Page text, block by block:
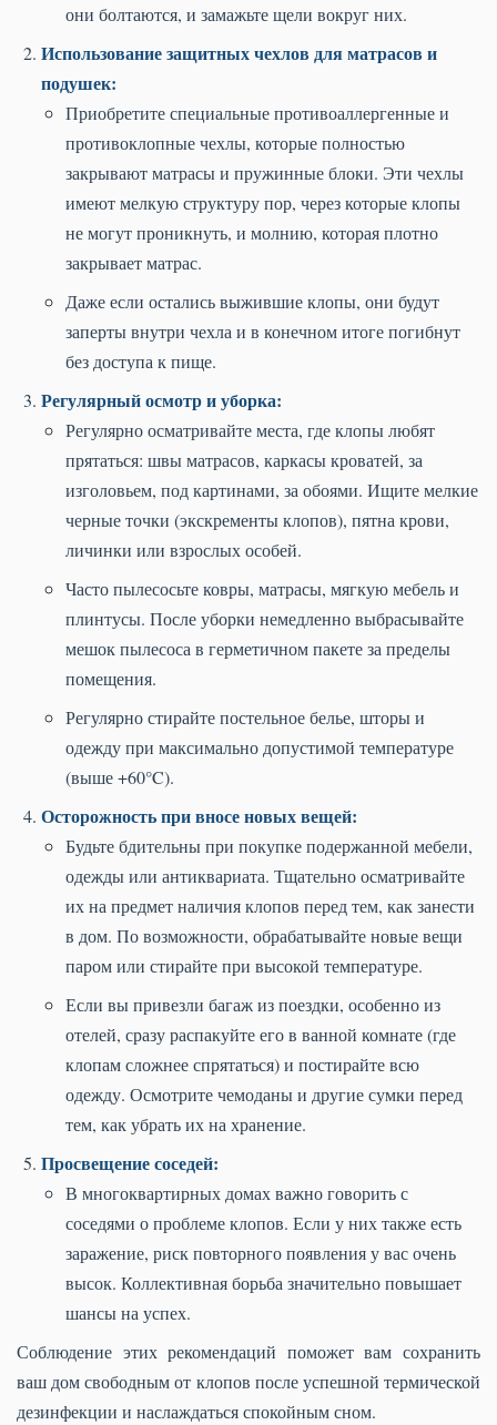
они болтаются, и замажьте щели вокруг них.
Использование защитных чехлов для матрасов и
подушек:
Приобретите специальные противоаллергенные и
противоклопные чехлы, которые полностью
закрывают матрасы и пружинные блоки. Эти чехлы
имеют мелкую структуру пор, через которые клопы
не могут проникнуть, и молнию, которая плотно
закрывает матрас.
Даже если остались выжившие клопы, они будут
заперты внутри чехла и в конечном итоге погибнут
без доступа к пище.
Регулярный осмотр и уборка:
Регулярно осматривайте места, где клопы любят
прятаться: швы матрасов, каркасы кроватей, за
изголовьем, под картинами, за обоями. Ищите мелкие
черные точки (экскременты клопов), пятна крови,
личинки или взрослых особей.
Часто пылесосьте ковры, матрасы, мягкую мебель и
плинтусы. После уборки немедленно выбрасывайте
мешок пылесоса в герметичном пакете за пределы
помещения.
Регулярно стирайте постельное белье, шторы и
одежду при максимально допустимой температуре
(выше +60°C).
Осторожность при вносе новых вещей:
Будьте бдительны при покупке подержанной мебели,
одежды или антиквариата. Тщательно осматривайте
их на предмет наличия клопов перед тем, как занести
в дом. По возможности, обрабатывайте новые вещи
паром или стирайте при высокой температуре.
Если вы привезли багаж из поездки, особенно из
отелей, сразу распакуйте его в ванной комнате (где
клопам сложнее спрятаться) и постирайте всю
одежду. Осмотрите чемоданы и другие сумки перед
тем, как убрать их на хранение.
Просвещение соседей:
В многоквартирных домах важно говорить с
соседями о проблеме клопов. Если у них также есть
заражение, риск повторного появления у вас очень
высок. Коллективная борьба значительно повышает
шансы на успех.
Соблюдение этих рекомендаций поможет вам сохранить
ваш дом свободным от клопов после успешной термической
дезинфекции и наслаждаться спокойным сном.